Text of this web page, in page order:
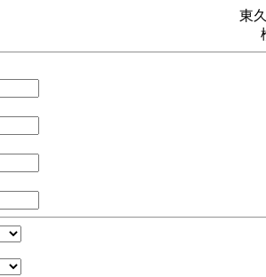
東